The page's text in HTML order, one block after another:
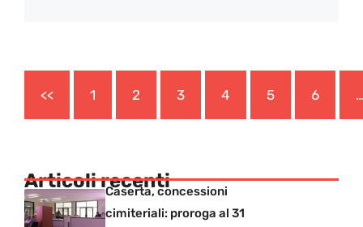
<< 1 2 3 4 5 6 …
Articoli recenti
Caserta, concessioni
cimiteriali: proroga al 31